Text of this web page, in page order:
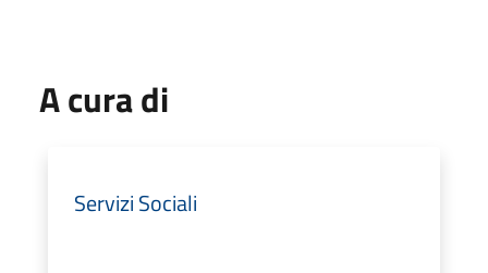
A cura di
Servizi Sociali